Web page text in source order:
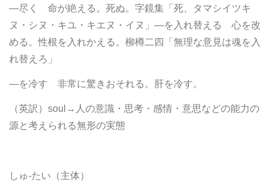
―尽く 命が絶える。死ぬ。字鏡集「死、タマシイツキ
ヌ・シヌ・キユ・キエヌ・イヌ」―を入れ替える 心を改
める。性根を入れかえる。柳樽二四「無理な意見は魂を入
れ替えろ」
―を冷す 非常に驚きおそれる。肝を冷す。
（英訳）soul→人の意識・思考・感情・意思などの能力の
源と考えられる無形の実態
しゅ-たい（主体）